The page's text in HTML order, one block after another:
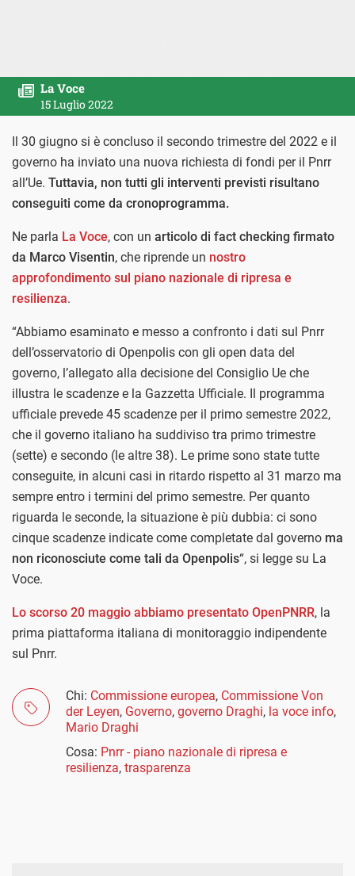
La Voce
15 Luglio 2022
Il 30 giugno si è concluso il secondo trimestre del 2022 e il
governo ha inviato una nuova richiesta di fondi per il Pnrr
all’Ue. Tuttavia, non tutti gli interventi previsti risultano
conseguiti come da cronoprogramma.
Ne parla La Voce, con un articolo di fact checking firmato
da Marco Visentin, che riprende un nostro
approfondimento sul piano nazionale di ripresa e
resilienza.
“Abbiamo esaminato e messo a confronto i dati sul Pnrr
dell’osservatorio di Openpolis con gli open data del
governo, l’allegato alla decisione del Consiglio Ue che
illustra le scadenze e la Gazzetta Ufficiale. Il programma
ufficiale prevede 45 scadenze per il primo semestre 2022,
che il governo italiano ha suddiviso tra primo trimestre
(sette) e secondo (le altre 38). Le prime sono state tutte
conseguite, in alcuni casi in ritardo rispetto al 31 marzo ma
sempre entro i termini del primo semestre. Per quanto
riguarda le seconde, la situazione è più dubbia: ci sono
cinque scadenze indicate come completate dal governo ma
non riconosciute come tali da Openpolis“, si legge su La
Voce.
Lo scorso 20 maggio abbiamo presentato OpenPNRR, la
prima piattaforma italiana di monitoraggio indipendente
sul Pnrr.
Chi: Commissione europea, Commissione Von
der Leyen, Governo, governo Draghi, la voce info,
Mario Draghi
Cosa: Pnrr - piano nazionale di ripresa e
resilienza, trasparenza